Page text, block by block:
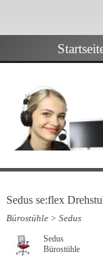
Sedus se:flex
Bürostühle > Sedus
Sedus
Bürostühle